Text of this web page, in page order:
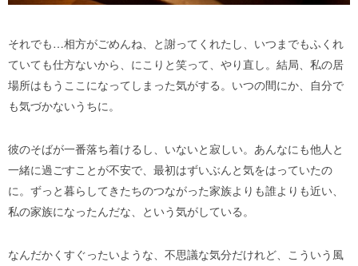
それでも…相方がごめんね、と謝ってくれたし、いつまでもふくれ
ていても仕方ないから、にこりと笑って、やり直し。 結局、私の居
場所はもうここになってしまった気がする。いつの間にか、自分で
も気づかないうちに。
彼のそばが一番落ち着けるし、いないと寂しい。あんなにも他人と
一緒に過ごすことが不安で、最初はずいぶんと気をはっていたの
に。ずっと暮らしてきたちのつながった家族よりも誰よりも近い、
私の家族になったんだな、という気がしている。
なんだかくすぐったいような、不思議な気分だけれど、こういう風